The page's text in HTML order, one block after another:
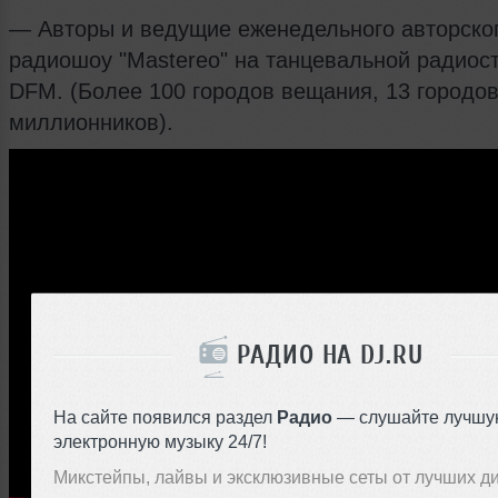
РАДИО НА DJ.RU
На сайте появился раздел Радио — слушайте
электронную музыку 24/7!
Микстейпы, лайвы и эксклюзивные сеты от лучших
— Авторы и ведущие еженедельного
радиошоу "Mastereo" на танцевальной
DFM. (Более 100 городов вещания, 13
миллионников).